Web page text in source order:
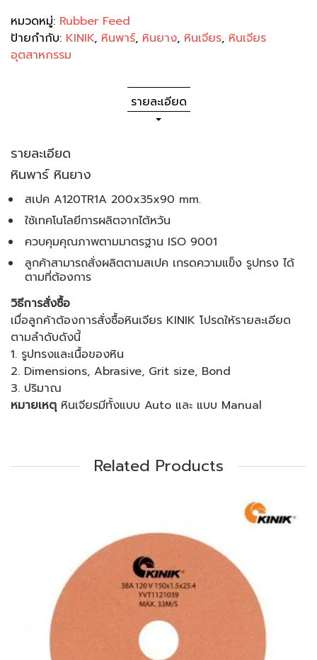
หมวดหมู่: Rubber Feed
ป้ายกำกับ: KINIK, หินพาร์, หินยาง, หินเจียร, หินเจียร
อุตสาหกรรม
รายละเอียด
รายละเอียด
หินพาร์ หินยาง
สเปค A120TR1A 200x35x90 mm.
ใช้เทคโนโลยีการผลิตจากไต้หวัน
ควบคุมคุณภาพตามมาตรฐาน ISO 9001
ลูกค้าสามารถสั่งผลิตตามสเปค เกรดความแข็ง รูปทรง ได้
ตามที่ต้องการ
วิธีการสั่งซื้อ
เมื่อลูกค้าต้องการสั่งซื้อหินเจียร KINIK โปรดให้รายละเอียด
ตามลำดับดังนี้
1. รูปทรงและเนื้อของหิน
2. Dimensions, Abrasive, Grit size, Bond
3. ปริมาณ
หมายเหตุหินเจียรมีทั้งแบบ Auto และ แบบ Manual
Related Products